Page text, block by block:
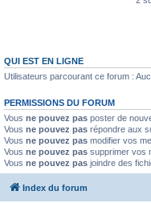
QUI EST EN LIGNE
Utilisateurs parcourant ce forum :
PERMISSIONS DU FORUM
Vous ne pouvez pas poster de
Vous ne pouvez pas répondre aux
Vous ne pouvez pas modifier vos
Vous ne pouvez pas supprimer vos
Vous ne pouvez pas joindre des
Index du forum